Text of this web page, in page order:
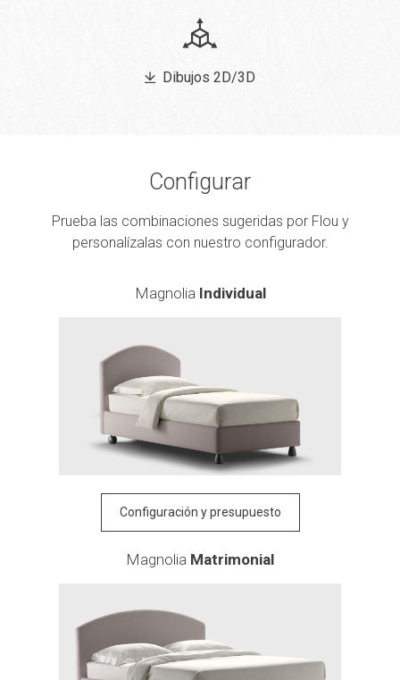
Dibujos 2D/3D
Configurar
Prueba las combinaciones sugeridas por Flou y
personalízalas con nuestro configurador.
Magnolia Individual
Configuración y presupuesto
Magnolia Matrimonial